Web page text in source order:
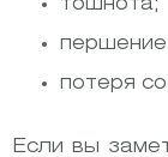
тошнота;
першение
потеря
Если вы